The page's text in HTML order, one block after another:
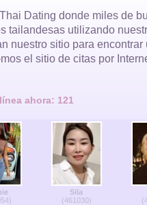
Dating donde miles de
tailandesas utilizando
nuestro sitio para
el sitio de citas por
ahora: 121
Sila
(461030)